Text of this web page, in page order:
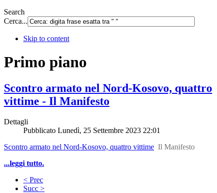
Search
Cerca...
Skip to content
Primo piano
Scontro armato nel Nord-Kosovo, quattro
vittime - Il Manifesto
Dettagli
Pubblicato Lunedì, 25 Settembre 2023 22:01
Scontro armato nel Nord-Kosovo, quattro vittime Il Manifesto
...leggi tutto.
< Prec
Succ >